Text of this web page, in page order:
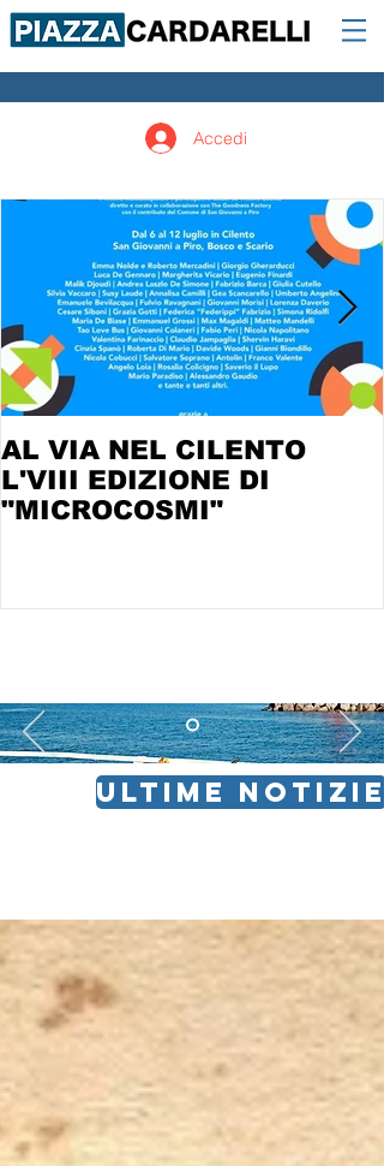
Accedi
AL VIA NEL CILENTO
L'VIII EDIZIONE DI
"MICROCOSMI"
ULTIME NOTIZIE